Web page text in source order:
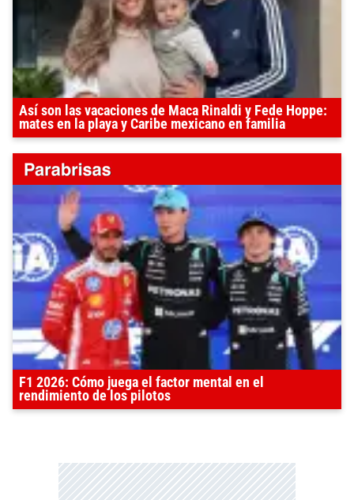
Así son las vacaciones de Maca Rinaldi y Fede Hoppe:
mates en la playa y Caribe mexicano en familia
F1 2026: Cómo juega el factor mental en el
rendimiento de los pilotos